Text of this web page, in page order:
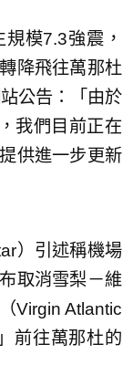
模7.3強震，
降飛往萬那杜
公告：「由於
我們目前正在
供進一步更新
）引述稱機場
取消雪梨－維
Virgin Atlantic
前往萬那杜的